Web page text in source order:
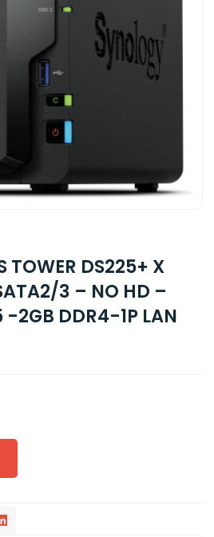
TOWER DS225+ X
3 – NO HD –
-2GB DDR4-1P LAN